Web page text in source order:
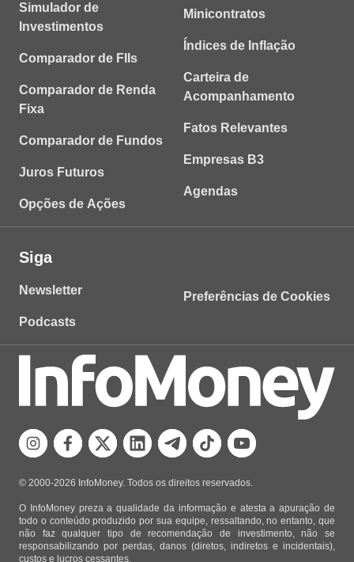
Simulador de
Investimentos
Comparador de FIIs
Comparador de Renda
Fixa
Comparador de Fundos
Juros Futuros
Opções de Ações
Minicontratos
Índices de Inflação
Carteira de
Acompanhamento
Fatos Relevantes
Empresas B3
Agendas
Siga
Newsletter
Podcasts
Preferências de Cookies
© 2000-2026 InfoMoney. Todos os direitos reservados.
O InfoMoney preza a qualidade da informação e atesta a apuração de
todo o conteúdo produzido por sua equipe, ressaltando, no entanto, que
não faz qualquer tipo de recomendação de investimento, não se
responsabilizando por perdas, danos (diretos, indiretos e incidentais),
custos e lucros cessantes.